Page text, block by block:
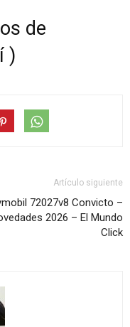
de
)
Artículo siguiente
72027v8 Convicto –
2026 – El Mundo
Click